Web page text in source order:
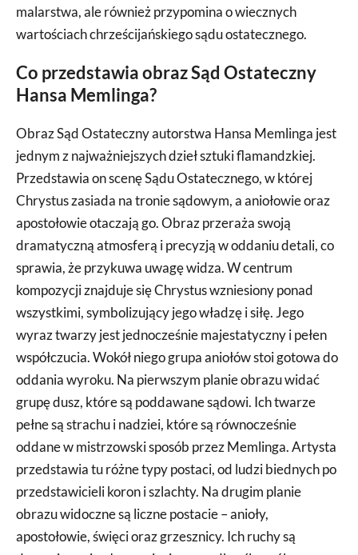
malarstwa, ale również przypomina o wiecznych
wartościach chrześcijańskiego sądu ostatecznego.
Co przedstawia obraz Sąd Ostateczny
Hansa Memlinga?
Obraz Sąd Ostateczny autorstwa Hansa Memlinga jest
jednym z najważniejszych dzieł sztuki flamandzkiej.
Przedstawia on scenę Sądu Ostatecznego, w której
Chrystus zasiada na tronie sądowym, a aniołowie oraz
apostołowie otaczają go. Obraz przeraża swoją
dramatyczną atmosferą i precyzją w oddaniu detali, co
sprawia, że przykuwa uwagę widza. W centrum
kompozycji znajduje się Chrystus wzniesiony ponad
wszystkimi, symbolizujący jego władzę i siłę. Jego
wyraz twarzy jest jednocześnie majestatyczny i pełen
współczucia. Wokół niego grupa aniołów stoi gotowa do
oddania wyroku. Na pierwszym planie obrazu widać
grupę dusz, które są poddawane sądowi. Ich twarze
pełne są strachu i nadziei, które są równocześnie
oddane w mistrzowski sposób przez Memlinga. Artysta
przedstawia tu różne typy postaci, od ludzi biednych po
przedstawicieli koron i szlachty. Na drugim planie
obrazu widoczne są liczne postacie – anioły,
apostołowie, święci oraz grzesznicy. Ich ruchy są